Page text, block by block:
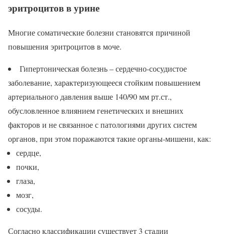
эритроцитов в урине
Многие соматические болезни становятся причиной
повышения эритроцитов в моче.
Гипертоническая болезнь – сердечно-сосудистое
заболевание, характеризующееся стойким повышением
артериального давления выше 140/90 мм рт.ст.,
обусловленное влиянием генетических и внешних
факторов и не связанное с патологиями других систем
органов, при этом поражаются такие органы-мишени, как:
сердце,
почки,
глаза,
мозг,
сосуды.
Согласно классификации существует 3 стадии